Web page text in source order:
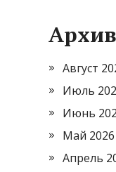
Август
Июль
Июнь
Май 2026
Апрель